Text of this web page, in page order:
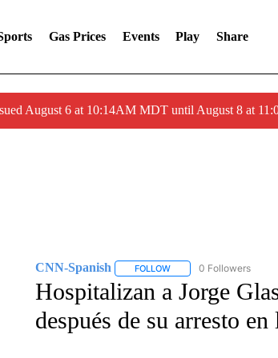
Gas Prices Events Play Share
August 6 at 10:14AM MDT until August 8 at
CNN-Spanish FOLLOWFOLLOW "CNN-
0 Followers
Hospitalizan a Jorge
después de su arresto